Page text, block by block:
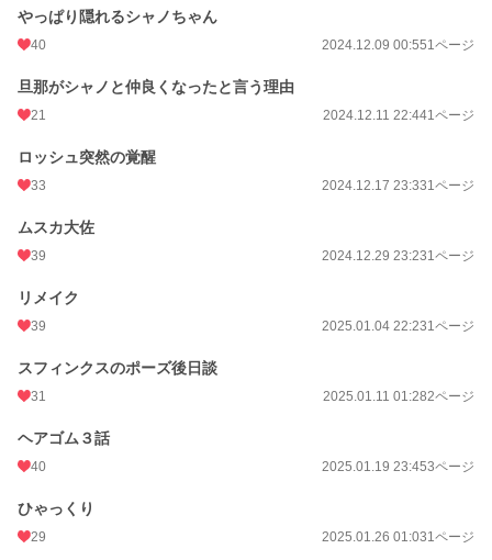
やっぱり隠れるシャノちゃん
40 2024.12.09 00:551ページ
旦那がシャノと仲良くなったと言う理由
21 2024.12.11 22:441ページ
ロッシュ突然の覚醒
33 2024.12.17 23:331ページ
ムスカ大佐
39 2024.12.29 23:231ページ
リメイク
39 2025.01.04 22:231ページ
スフィンクスのポーズ後日談
31 2025.01.11 01:282ページ
ヘアゴム３話
40 2025.01.19 23:453ページ
ひゃっくり
29 2025.01.26 01:031ページ